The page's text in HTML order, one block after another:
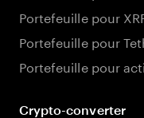
Portefeuille pour
Portefeuille pour
Portefeuille pour
Crypto-converter